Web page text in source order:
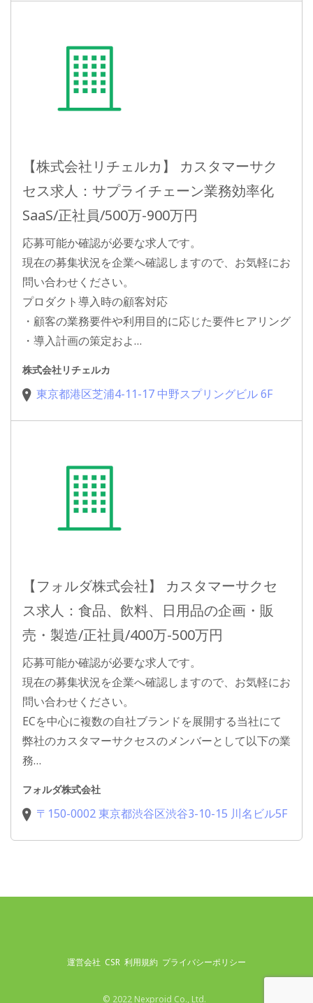
【株式会社リチェルカ】 カスタマーサク
セス求人：サプライチェーン業務効率化
SaaS/正社員/500万-900万円
応募可能か確認が必要な求人です。
現在の募集状況を企業へ確認しますので、お気軽にお
問い合わせください。
プロダクト導入時の顧客対応
・顧客の業務要件や利用目的に応じた要件ヒアリング
・導入計画の策定およ…
株式会社リチェルカ
東京都港区芝浦4-11-17 中野スプリングビル 6F
【フォルダ株式会社】 カスタマーサクセ
ス求人：食品、飲料、日用品の企画・販
売・製造/正社員/400万-500万円
応募可能か確認が必要な求人です。
現在の募集状況を企業へ確認しますので、お気軽にお
問い合わせください。
ECを中心に複数の自社ブランドを展開する当社にて
弊社のカスタマーサクセスのメンバーとして以下の業
務…
フォルダ株式会社
〒150-0002 東京都渋谷区渋谷3-10-15 川名ビル5F
運営会社 CSR 利用規約 プライバシーポリシー
© 2022 Nexproid Co., Ltd.